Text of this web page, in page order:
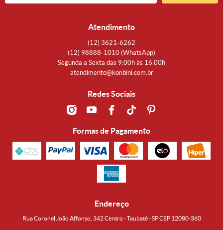
Atendimento
(12) 3621-6262
(12) 98888-1010 (WhatsApp)
Segunda a Sexta das 9:00h às 16:00h
atendimento@konbini.com.br
Redes Sociais
Formas de Pagamento
Endereço
Rua Coronel João Affonso, 342 Centro - Taubaté - SP CEP 12080-360